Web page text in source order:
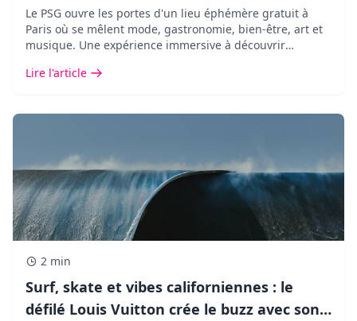
vont adorer !
Le PSG ouvre les portes d'un lieu éphémère gratuit à
Paris où se mêlent mode, gastronomie, bien-être, art et
musique. Une expérience immersive à découvrir
Lire l'article
2 min
Surf, skate et vibes californiennes : le
défilé Louis Vuitton crée le buzz avec son